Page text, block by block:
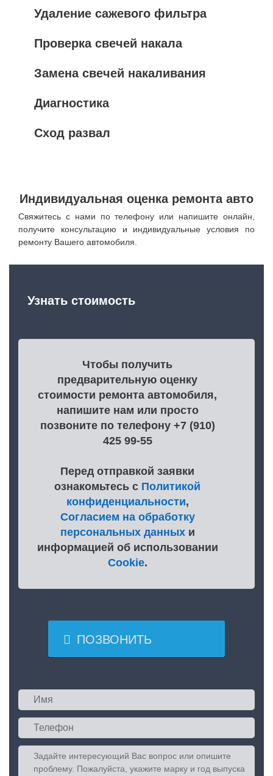
Удаление сажевого фильтра
Проверка свечей накала
Замена свечей накаливания
Диагностика
Сход развал
Индивидуальная оценка ремонта авто
Свяжитесь с нами по телефону или напишите онлайн,
получите консультацию и индивидуальные условия по
ремонту Вашего автомобиля.
Узнать стоимость
Чтобы получить
предварительную оценку
стоимости ремонта автомобиля,
напишите нам или просто
позвоните по телефону +7 (910)
425 99-55
Перед отправкой заявки
ознакомьтесь с Политикой
конфиденциальности,
Согласием на обработку
персональных данныхи
информацией об использовании
Cookie.
 ПОЗВОНИТЬ